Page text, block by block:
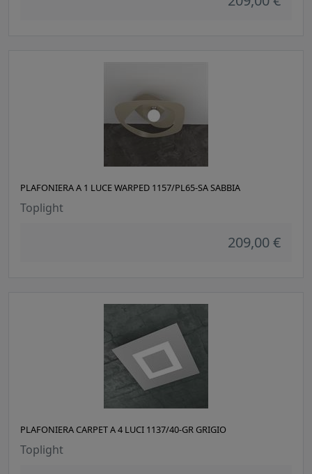
PLAFONIERA A 1 LUCE WARPED 1157/PL65-SA SABBIA
Toplight
209,00 €
PLAFONIERA CARPET A 4 LUCI 1137/40-GR GRIGIO
Toplight